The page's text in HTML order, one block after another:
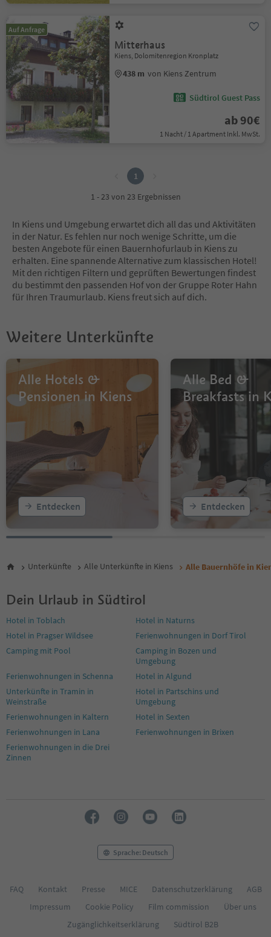
Auf Anfrage
Mitterhaus
Kiens, Dolomitenregion Kronplatz
438 m von Kiens Zentrum
Südtirol Guest Pass
ab 90€
1 Nacht / 1 Apartment Inkl. MwSt.
1
1 - 23 von 23 Ergebnissen
In Kiens und Umgebung erwartet dich all das und Aktivitäten
in der Natur. Es fehlen nur noch wenige Schritte, um die
besten Angebote für einen Bauernhofurlaub in Kiens zu
erhalten. Eine spannende Alternative zum klassischen Hotel!
Mit den richtigen Filtern und geprüften Bewertungen findest
du bestimmt den passenden Hof von der Gruppe Roter Hahn
für Ihren Traumurlaub. Kiens freut sich auf dich.
Weitere Unterkünfte
Alle Hotels &
Pensionen in Kiens
Entdecken
Alle Bed &
Breakfasts in
Entdecken
Unterkünfte Alle Unterkünfte in Kiens Alle Bauernhöfe in
Dein Urlaub in Südtirol
Hotel in Toblach
Hotel in Naturns
Hotel in Pragser Wildsee
Ferienwohnungen in Dorf Tirol
Camping mit Pool
Camping in Bozen und
Umgebung
Ferienwohnungen in Schenna
Hotel in Algund
Unterkünfte in Tramin in
Weinstraße
Hotel in Partschins und
Umgebung
Ferienwohnungen in Kaltern
Hotel in Sexten
Ferienwohnungen in Lana
Ferienwohnungen in Brixen
Ferienwohnungen in die Drei
Zinnen
Sprache: Deutsch
FAQ Kontakt Presse MICE Datenschutzerklärung
AGB
Impressum
Cookie Policy Film commission
Über uns
Zugänglichkeitserklärung
Südtirol B2B